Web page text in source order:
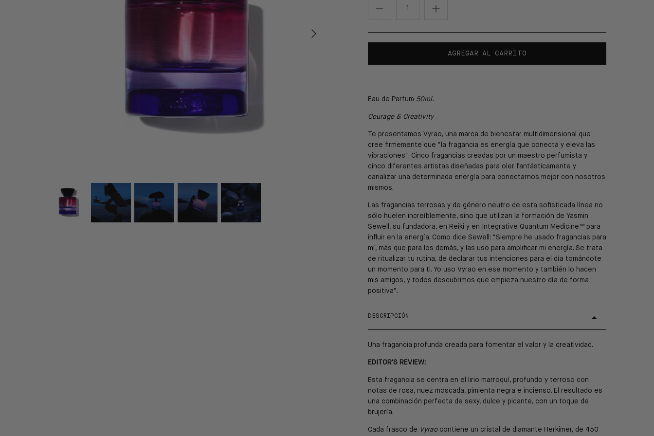
AGREGAR AL CARRITO
Eau de Parfum 50ml.
Courage & Creativity
Te presentamos Vyrao, una marca de bienestar multidimensional que
cree firmemente que " la fragancia es energía que conecta y eleva las
vibraciones". Cinco fragancias creadas por un maestro perfumista y
cinco diferentes artistas diseñadas para oler fantásticamente y
canalizar una determinada energía para conectarnos mejor con nosotros
mismos.
Las fragancias terrosas y de género neutro de esta sofisticada línea no
sólo huelen increíblemente, sino que utilizan la formación de Yasmin
Sewell, su fundadora, en Reiki y en Integrative Quantum Medicine™ para
influir en la energía. Como dice Sewell: "Siempre he usado fragancias para
mí, más que para los demás, y las uso para amplificar mi energía. Se trata
de ritualizar tu rutina, de declarar tus intenciones para el día tomándote
un momento para ti. Yo uso Vyrao en ese momento y también lo hacen
mis amigos, y todos descubrimos que empieza nuestro día de forma
positiva".
DESCRIPCIÓN
Una fragancia profunda creada para fomentar el valor y la creatividad.
EDITOR'S REVIEW:
Esta fragancia se centra en el lirio marroquí, profundo y terroso con
notas de rosa, nuez moscada, pimienta negra e incienso. El resultado es
una combinación perfecta de sexy, dulce y picante, con un toque de
brujería.
Cada frasco de Vyraocontiene un cristal de diamante Herkimer, de 450